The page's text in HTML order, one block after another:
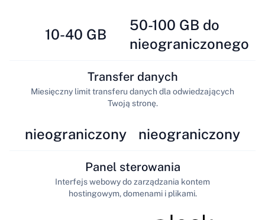
10-40 GB
50-100 GB do
nieograniczonego
nieograniczony
Transfer danych
Miesięczny limit transferu danych dla odwiedzających
Twoją stronę.
nieograniczony
Panel sterowania
Interfejs webowy do zarządzania kontem
hostingowym, domenami i plikami.